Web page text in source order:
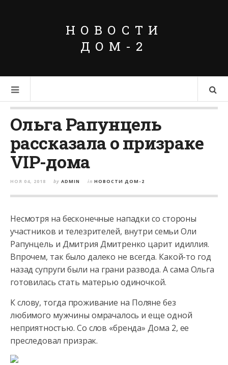
НОВОСТИ
ДОМ-2
Ольга Рапунцель
рассказала о призраке
VIP-дома
НОЯ 04, 2018 by ADMIN in НОВОСТИ ДОМ-2
Несмотря на бесконечные нападки со стороны
участников и телезрителей, внутри семьи Оли
Рапунцель и Дмитрия Дмитренко царит идиллия.
Впрочем, так было далеко не всегда. Какой-то год
назад супруги были на грани развода. А сама Ольга
готовилась стать матерью одиночкой.
К слову, тогда проживание на Поляне без
любимого мужчины омрачалось и еще одной
неприятностью. Со слов «бренда» Дома 2, ее
преследовал призрак.